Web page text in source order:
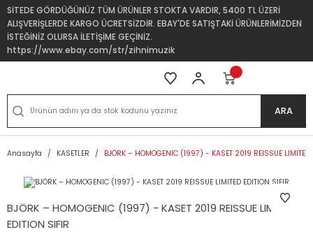
SİTEDE GÖRDÜĞÜNÜZ TÜM ÜRÜNLER STOKTA VARDIR, 5400 TL ÜZERİ
ALIŞVERİŞLERDE KARGO ÜCRETSİZDİR. EBAY'DE SATIŞTAKİ ÜRÜNLERİMİZDEN
İSTEĞİNİZ OLURSA İLETİŞİME GEÇİNİZ.
https://www.ebay.com/str/zihnimuzik
ARA
Anasayfa KASETLER BJÖRK – HOMOGENIC (1997) - KASET 2019 REISSUE LIMITED
BJÖRK – HOMOGENIC (1997) - KASET 2019 REISSUE LIMITED
EDITION SIFIR